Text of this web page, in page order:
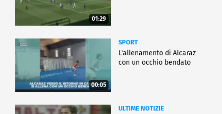
01:29
00:05
SPORT
L'allenamento di Alcaraz
con un occhio bendato
ULTIME NOTIZIE